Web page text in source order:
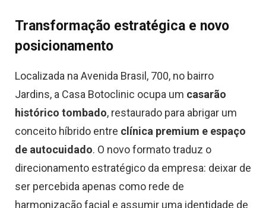
Transformação estratégica e novo
posicionamento
Localizada na Avenida Brasil, 700, no bairro
Jardins, a Casa Botoclinic ocupa um casarão
histórico tombado, restaurado para abrigar um
conceito híbrido entre clínica premium e espaço
de autocuidado. O novo formato traduz o
direcionamento estratégico da empresa: deixar de
ser percebida apenas como rede de
harmonização facial e assumir uma identidade de